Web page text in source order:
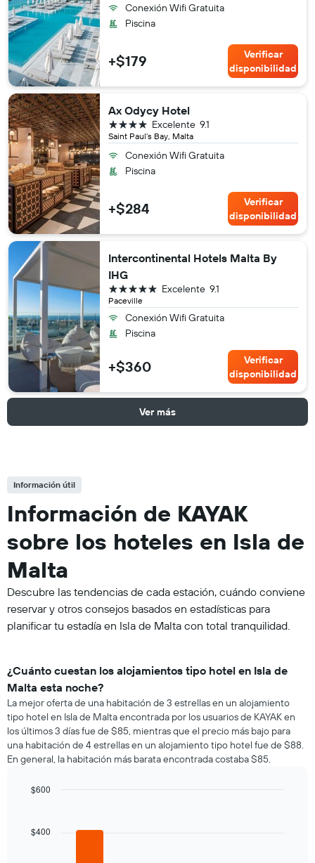
Conexión Wifi Gratuita
Piscina
+$179
Verificar
disponibilidad
Ax Odycy Hotel
Saint Paul’s Bay, Malta
9.1
Excelente
4 estrellas
Conexión Wifi Gratuita
Piscina
+$284
Verificar
disponibilidad
Intercontinental Hotels Malta By
IHG
Paceville
9.1
Excelente
5 estrellas
Conexión Wifi Gratuita
Piscina
+$360
Verificar
disponibilidad
Ver más
Información útil
Información de KAYAK
sobre los hoteles en Isla de
Malta
Descubre las tendencias de cada estación, cuándo conviene
reservar y otros consejos basados en estadísticas para
planificar tu estadía en Isla de Malta con total tranquilidad.
¿Cuánto cuestan los alojamientos tipo hotel en Isla de
Malta esta noche?
La mejor oferta de una habitación de 3 estrellas en un alojamiento
tipo hotel en Isla de Malta encontrada por los usuarios de KAYAK en
los últimos 3 días fue de $85, mientras que el precio más bajo para
una habitación de 4 estrellas en un alojamiento tipo hotel fue de $88.
En general, la habitación más barata encontrada costaba $85.
with
$400
$600